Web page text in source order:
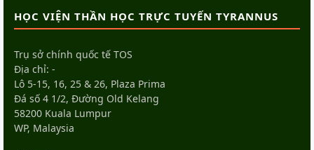
HỌC VIỆN THẦN HỌC TRỰC TUYẾN TYRANNUS
Trụ sở chính quốc tế TOS
Địa chỉ: -
Lô 5-15, 16, 25 & 26, Plaza Prima
Đá số 4 1/2, Đường Old Kelang
58200 Kuala Lumpur
WP, Malaysia